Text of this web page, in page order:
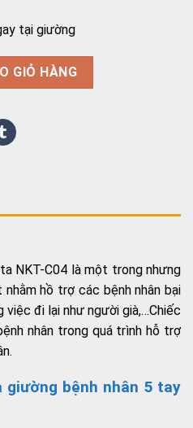
tại giường
Nikita NKT-C04 số lượng
GIỎ HÀNG
NKT-C04 là một trong nhưng
hồ trợ các bệnh nhân bại
việc đi lại như người già,…Chiếc
nhân trong quá trình hỗ trợ
bệnh nhân 5 tay